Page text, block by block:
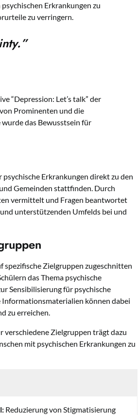
Erkrankungen zu
zu verringern.
“Depression: Let’s talk” der
Prominenten und die
das Bewusstsein für
Erkrankungen direkt zu den
Gemeinden stattfinden. Durch
vermittelt und Fragen beantwortet
unterstützenden Umfelds bei und
spezifische Zielgruppen zugeschnitten
das Thema psychische
Sensibilisierung für psychische
können dabei
zu erreichen.
Zielgruppen trägt dazu
mit psychischen Erkrankungen zu
Reduzierung von Stigmatisierung